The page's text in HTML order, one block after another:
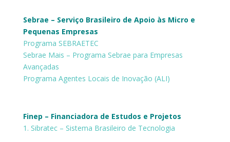
Sebrae – Serviço Brasileiro de Apoio às Micro e
Pequenas Empresas
Programa SEBRAETEC
Sebrae Mais – Programa Sebrae para Empresas
Avançadas
Programa Agentes Locais de Inovação (ALI)
Finep – Financiadora de Estudos e Projetos
1. Sibratec – Sistema Brasileiro de Tecnologia